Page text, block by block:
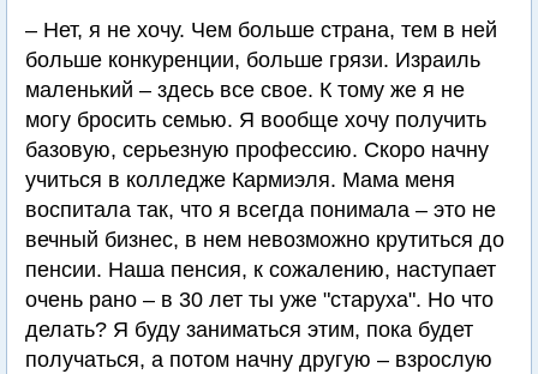
– Нет, я не хочу. Чем больше страна, тем в ней
больше конкуренции, больше грязи. Израиль
маленький – здесь все свое. К тому же я не
могу бросить семью. Я вообще хочу получить
базовую, серьезную профессию. Скоро начну
учиться в колледже Кармиэля. Мама меня
воспитала так, что я всегда понимала – это не
вечный бизнес, в нем невозможно крутиться до
пенсии. Наша пенсия, к сожалению, наступает
очень рано – в 30 лет ты уже "старуха". Но что
делать? Я буду заниматься этим, пока будет
получаться, а потом начну другую – взрослую